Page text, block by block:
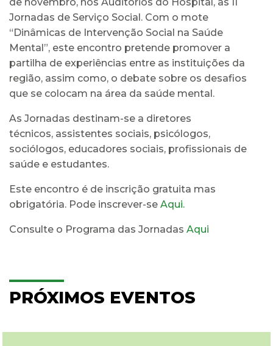
Jornadas de Serviço Social. Com o mote
“Dinâmicas de Intervenção Social na Saúde
Mental”, este encontro pretende promover a
partilha de experiências entre as instituições da
região, assim como, o debate sobre os desafios
que se colocam na área da saúde mental.
As Jornadas destinam-se a diretores
técnicos, assistentes sociais, psicólogos,
sociólogos, educadores sociais, profissionais de
saúde e estudantes.
Este encontro é de inscrição gratuita mas
obrigatória. Pode inscrever-se Aqui.
Consulte o Programa das Jornadas Aqui
PRÓXIMOS EVENTOS